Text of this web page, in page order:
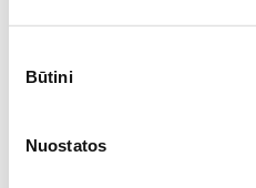
pasirinkimas
Būtini
Nuostatos
Į krepšelį